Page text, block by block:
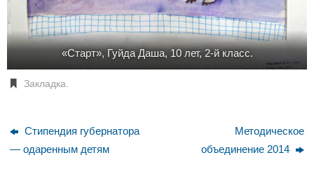
«Старт», Гуйда Даша, 10 лет, 2-й класс.
Закладка
Стипендия губернатора
— одаренным детям
Методическое
объединение 2014